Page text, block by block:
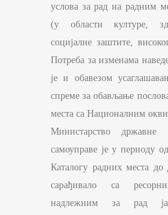
услова за рад на радним
(у области културе,
социјалне заштите,
Потреба за изменама
је и обавезом
спреме за обављање
места са Националним
Министарство
самоуправе је у периоду
Каталогу радних места до
сарађивало са
надлежним за рад